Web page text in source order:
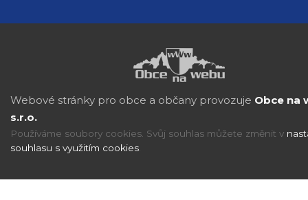
Webové stránky pro obce a občany provozuje Obce na
s.r.o.
Používáme soubory cookies. Svůj souhlas můžete změnit v
souhlasu s využitím cookies.